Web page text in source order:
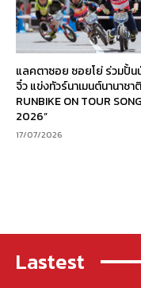
แลคตาซอย ซอยโย่ ร่วมปั้น
จิ๋ว แข่งทัวร์นาเมนต์นานาชา
RUNBIKE ON TOUR
2026”
17/07/2026
Lastest